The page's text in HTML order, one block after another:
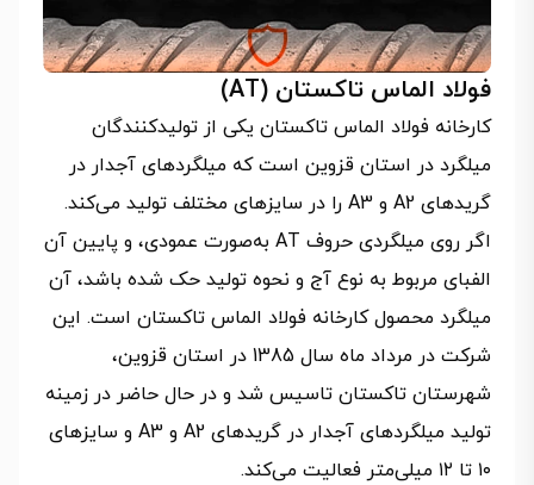
فولاد الماس تاکستان (AT)
کارخانه فولاد الماس تاکستان یکی از تولیدکنندگان
میلگرد در استان قزوین است که میلگردهای آجدار در
گریدهای A2 و A3 را در سایزهای مختلف تولید می‌کند.
اگر روی میلگردی حروف AT به‌صورت عمودی، و پایین آن
الفبای مربوط به نوع آج و نحوه تولید حک شده باشد، آن
میلگرد محصول کارخانه فولاد الماس تاکستان است. این
شرکت در مرداد ماه سال 1385 در استان قزوین،
شهرستان تاکستان تاسیس شد و در حال حاضر در زمینه
تولید میلگردهای آجدار در گریدهای A2 و A3 و سایزهای
۱۰ تا ۱۲ میلی‌متر فعالیت می‌کند.